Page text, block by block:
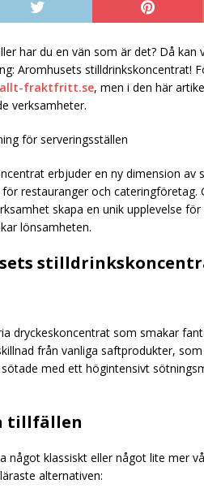
[ August 4, 2026 ] Låt koncentraten
dryckeskalkylen
UNCATEGORIZED
har du en vän som är det? Då
Aromhusets stilldrinkskoncentrat!
allt-fraktfritt.se, men i den här
verksamheter.
för serveringsställen
erbjuder en ny dimension av
restauranger och cateringföretag.
skapa en unik upplevelse
lönsamheten.
dryckeskoncentrat som smakar
från vanliga saftprodukter,
med ett högintensivt
tillfällen
något klassiskt eller något lite mer
alternativen: